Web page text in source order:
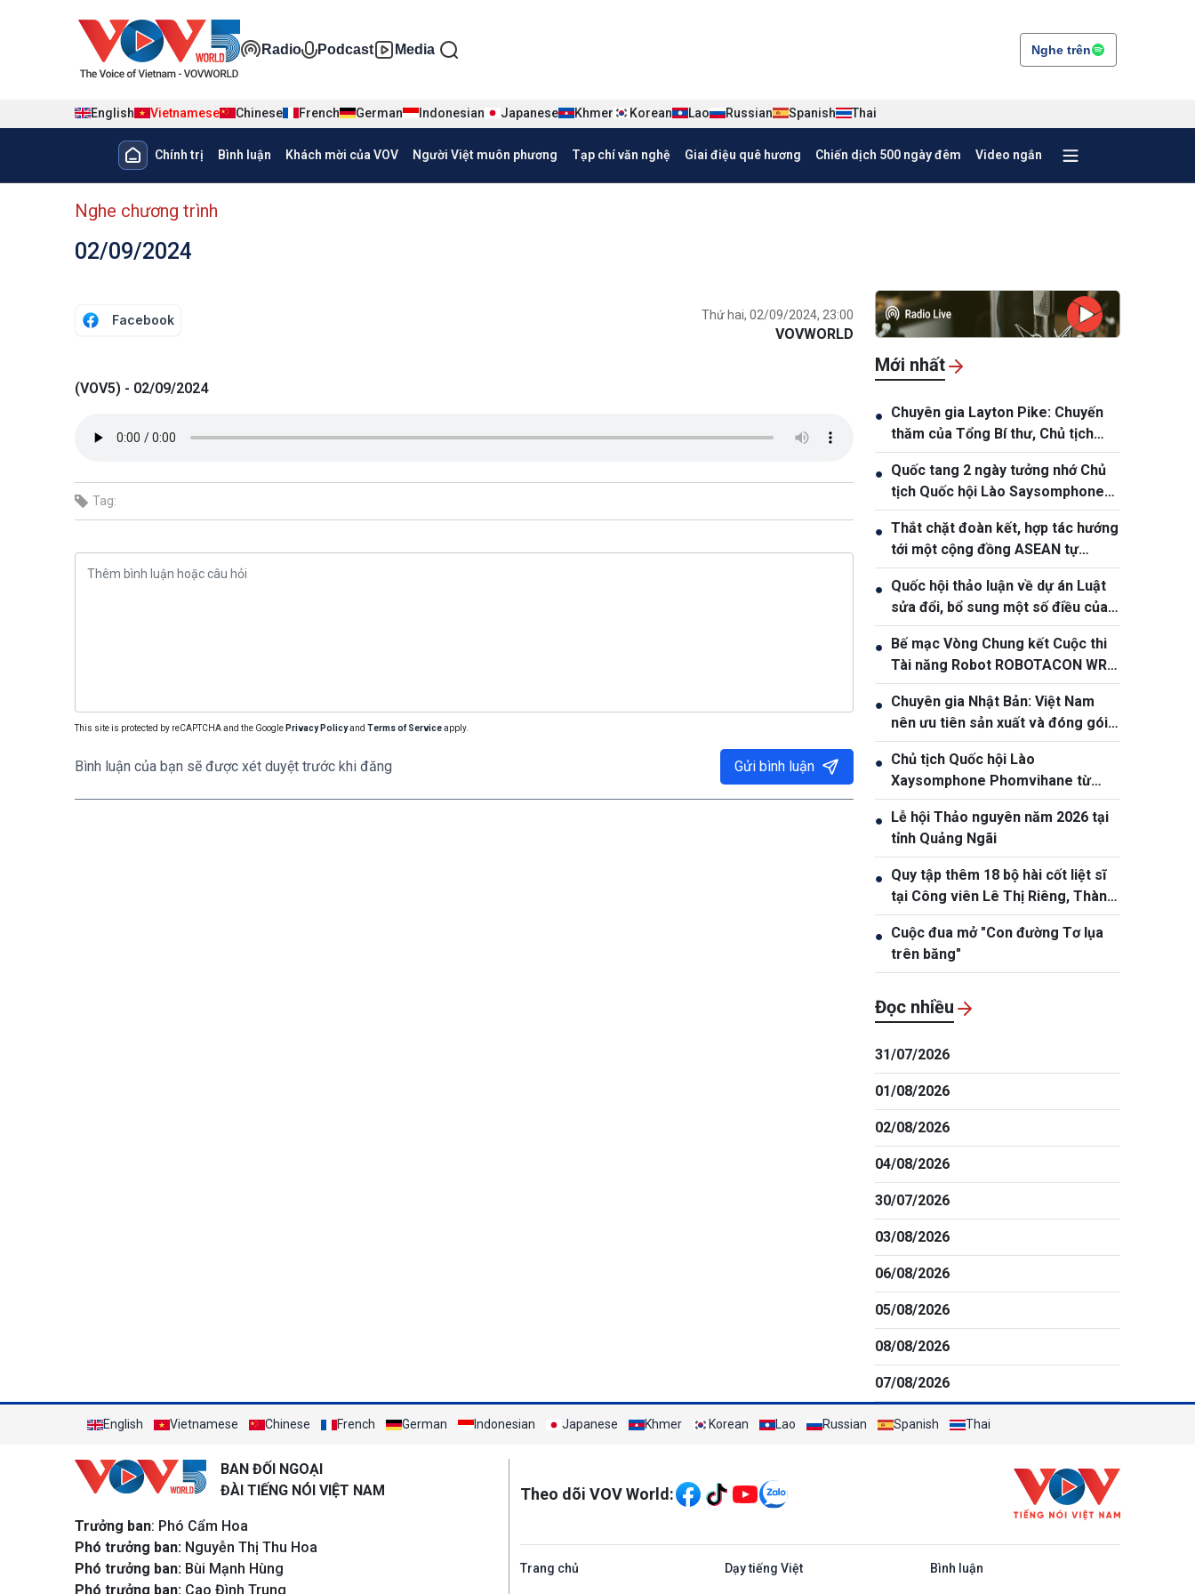
Đa phương tiện tiếng Việt
Radio Podcast Media Nghe trên
English Vietnamese Chinese French German Indonesian Japanese Khmer Korean Lao Russian Spanish Thai
Main navigation
Chính trị Bình luận Khách mời của VOV Người Việt muôn phương Tạp chí văn nghệ Giai điệu quê hương Chiến dịch 500 ngày đêm Video ngắn
menu phụ tiếng Việt
Nghe chương trình
02/09/2024
Facebook Thứ hai, 02/09/2024, 23:00
VOVWORLD
(VOV5) - 02/09/2024
Tag:
This site is protected by reCAPTCHA and the Google Privacy Policyand Terms of Serviceapply.
Bình luận của bạn sẽ được xét duyệt trước khi đăng Gửi bình luận
Mới nhất
● Chuyên gia Layton Pike: Chuyến
thăm của Tổng Bí thư, Chủ tịch
nước Tô Lâm khẳng định độ tin
cậy ngày càng cao giữa Việt Nam
và Australia
● Quốc tang 2 ngày tưởng nhớ Chủ
tịch Quốc hội Lào Saysomphone
Phomvihane
● Thắt chặt đoàn kết, hợp tác hướng
tới một cộng đồng ASEAN tự
cường và bền vững
● Quốc hội thảo luận về dự án Luật
sửa đổi, bổ sung một số điều của
Luật Ngân hàng Nhà nước Việt
Nam, Luật Phòng, chống rửa tiền
● Bế mạc Vòng Chung kết Cuộc thi
Tài năng Robot ROBOTACON WRO
– 2026
● Chuyên gia Nhật Bản: Việt Nam
nên ưu tiên sản xuất và đóng gói
chip bán dẫn
● Chủ tịch Quốc hội Lào
Xaysomphone Phomvihane từ
trần
● Lễ hội Thảo nguyên năm 2026 tại
tỉnh Quảng Ngãi
● Quy tập thêm 18 bộ hài cốt liệt sĩ
tại Công viên Lê Thị Riêng, Thành
phố Hồ Chí Minh
● Cuộc đua mở "Con đường Tơ lụa
trên băng"
Đọc nhiều
31/07/2026
01/08/2026
02/08/2026
04/08/2026
30/07/2026
03/08/2026
06/08/2026
05/08/2026
08/08/2026
07/08/2026
English Vietnamese Chinese French German Indonesian Japanese Khmer Korean Lao Russian Spanish Thai
BAN ĐỐI NGOẠI
ĐÀI TIẾNG NÓI VIỆT NAM
Trưởng ban: Phó Cẩm Hoa
Phó trưởng ban: Nguyễn Thị Thu Hoa
Phó trưởng ban: Bùi Mạnh Hùng
Phó trưởng ban: Cao Đình Trung
Theo dõi VOV World:
Trang chủ Dạy tiếng Việt Bình luận